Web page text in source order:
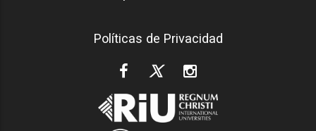
Políticas de Privacidad